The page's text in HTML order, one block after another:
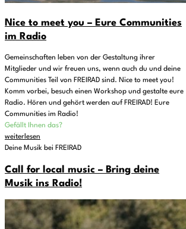
Nice to meet you – Eure Communities
im Radio
Gemeinschaften leben von der Gestaltung ihrer
Mitglieder und wir freuen uns, wenn auch du und deine
Communities Teil von FREIRAD sind. Nice to meet you!
Komm vorbei, besuch einen Workshop und gestalte eure
Radio. Hören und gehört werden auf FREIRAD! Eure
Communities im Radio!
Gefällt Ihnen das?
weiterlesen
Deine Musik bei FREIRAD
Call for local music – Bring deine
Musik ins Radio!